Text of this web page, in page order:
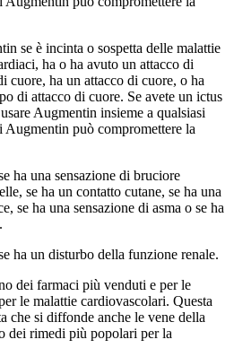
se è incinta o sospetta delle malattie
ha o ha avuto un attacco di
cuore, ha un attacco di cuore, o ha
di attacco di cuore. Se avete un ictus
Augmentin insieme a qualsiasi
può compromettere la
ha una sensazione di bruciore
se ha un contatto cutane, se ha una
se ha una sensazione di asma o se ha
ha un disturbo della funzione renale.
dei farmaci più venduti e per le
le malattie cardiovascolari. Questa
che si diffonde anche le vene della
dei rimedi più popolari per la